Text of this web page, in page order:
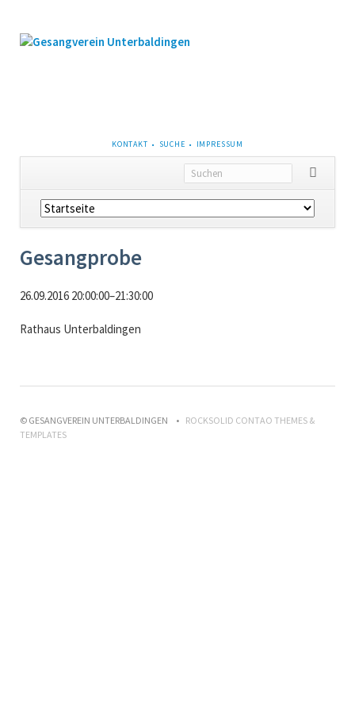
NAVIGATION
ÜBERSPRINGEN
KONTAKT SUCHE IMPRESSUM
Navigation
überspringen
Gesangprobe
26.09.2016 20:00:00–21:30:00
Rathaus Unterbaldingen
© GESANGVEREIN UNTERBALDINGEN
ROCKSOLID CONTAO THEMES &
TEMPLATES